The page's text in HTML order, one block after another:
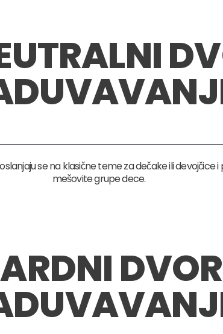
se na klasične teme za dečake ili devojčice
mešovite grupe dece.